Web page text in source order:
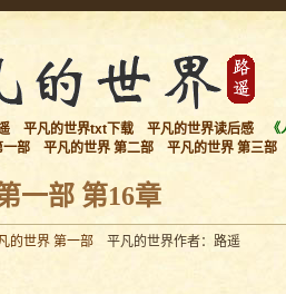
平凡的世界txt下载 平凡的世界读后感
一部 平凡的世界 第二部 平凡的世界 第三部
一部 第16章
的世界 第一部平凡的世界作者：路遥